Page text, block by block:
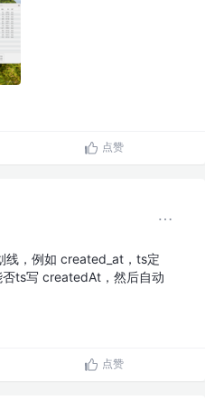
点赞
线，例如 created_at，ts定
ts写 createdAt，然后自动
点赞